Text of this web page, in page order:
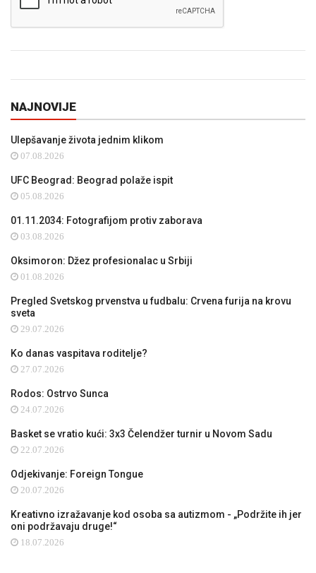
NAJNOVIJE
Ulepšavanje života jednim klikom
07.08.2026
UFC Beograd: Beograd polaže ispit
05.08.2026
01.11.2034: Fotografijom protiv zaborava
03.08.2026
Oksimoron: Džez profesionalac u Srbiji
01.08.2026
Pregled Svetskog prvenstva u fudbalu: Crvena furija na krovu
sveta
29.07.2026
Ko danas vaspitava roditelje?
27.07.2026
Rodos: Ostrvo Sunca
24.07.2026
Basket se vratio kući: 3x3 Čelendžer turnir u Novom Sadu
22.07.2026
Odjekivanje: Foreign Tongue
20.07.2026
Kreativno izražavanje kod osoba sa autizmom - „Podržite ih jer
oni podržavaju druge!“
18.07.2026